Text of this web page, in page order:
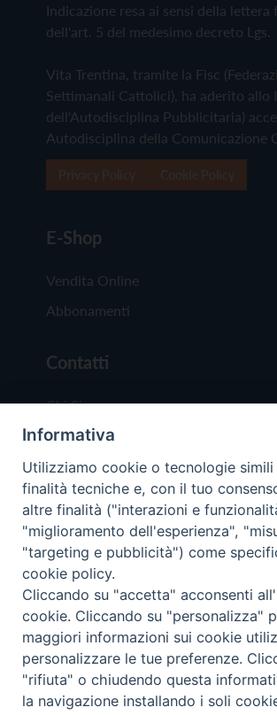
Indicazione resa ai sensi della lettera
dell'art. 5 del medesimo decreto Lgs.
Vita Trentina, tramite la Fisc
Settimanali Cattolici), ha aderito allo
dell'Autodisciplina Pubblicitaria)
Autodisciplina della Comunicazione
E-Shop
Vendita Online
Abbonamenti
Contatti
Chi Siamo
Redazione
Scrivici
Copyright © 2019 - Tutti i
Trentina Editrice
Privacy Policy
Informativa
Utilizziamo cookie o tecnologie simili
finalità tecniche e, con il tuo
altre finalità ("interazioni e
"miglioramento dell'esperienza",
"targeting e pubblicità") come
cookie policy.
Cliccando su "accetta" acconsenti
cookie. Cliccando su "personalizza"
maggiori informazioni sui cookie
personalizzare le tue preferenze.
"rifiuta" o chiudendo questa
la navigazione installando i soli